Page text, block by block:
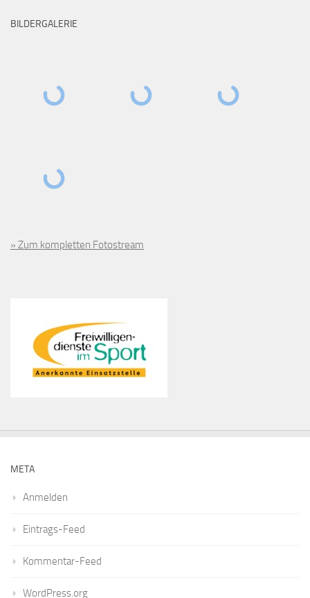
BILDERGALERIE
» Zum kompletten Fotostream
META
Anmelden
Eintrags-Feed
Kommentar-Feed
WordPress.org